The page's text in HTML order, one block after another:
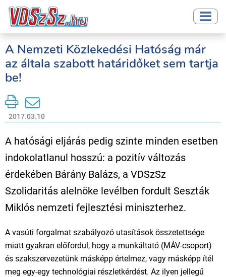
A Nemzeti Közlekedési Hatóság már
az általa szabott határidőket sem tartja
be!
2017.03.10
A hatósági eljárás pedig szinte minden esetben
indokolatlanul hosszú: a pozitív változás
érdekében Bárány Balázs, a VDSzSz
Szolidaritás alelnöke levélben fordult Seszták
Miklós nemzeti fejlesztési miniszterhez.
A vasúti forgalmat szabályozó utasítások összetettsége
miatt gyakran előfordul, hogy a munkáltató (MÁV-csoport)
és szakszervezetünk másképp értelmez, vagy másképp ítél
meg egy-egy technológiai részletkérdést. Az ilyen jellegű